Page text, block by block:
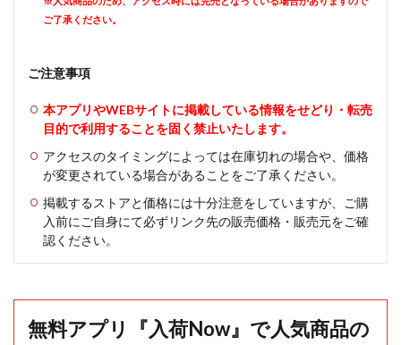
ご了承ください。
ご注意事項
本アプリやWEBサイトに掲載している情報をせどり・転売
目的で利用することを固く禁止いたします。
アクセスのタイミングによっては在庫切れの場合や、価格
が変更されている場合があることをご了承ください。
掲載するストアと価格には十分注意をしていますが、ご購
入前にご自身にて必ずリンク先の販売価格・販売元をご確
認ください。
無料アプリ『入荷Now』で人気商品の